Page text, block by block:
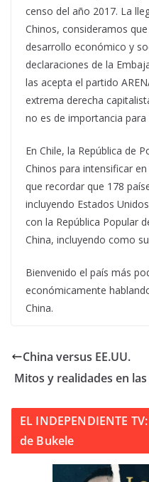
censo del año 2017. La
Chinos, consideramos
desarrollo económico y
declaraciones de la
las acepta el partido
extrema derecha
no es de importancia
En Chile, la República de
Chinos para intensificar
que recordar que 178
incluyendo Estados
con la República Popular
China, incluyendo como
Bienvenido el país más
económicamente
China.
China versus EE.UU.
Mitos y realidades en
EL INDEPENDIENTE
de Bukele